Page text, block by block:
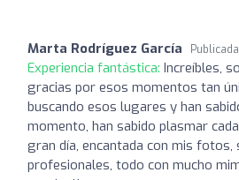
Marta Rodríguez García
Experiencia fantástica: Increíbles,
gracias por esos momentos tan
buscando esos lugares y han
momento, han sabido plasmar
gran día, encantada con mis
profesionales, todo con mucho